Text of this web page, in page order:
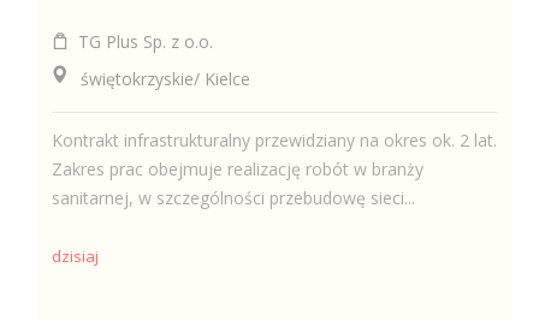
TG Plus Sp. z o.o.
świętokrzyskie/ Kielce
Kontrakt infrastrukturalny przewidziany na okres ok. 2 lat.
Zakres prac obejmuje realizację robót w branży
sanitarnej, w szczególności przebudowę sieci...
dzisiaj